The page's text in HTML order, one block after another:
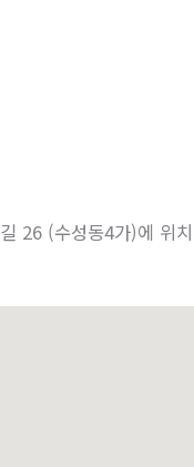
26 (수성동4가)에 위치